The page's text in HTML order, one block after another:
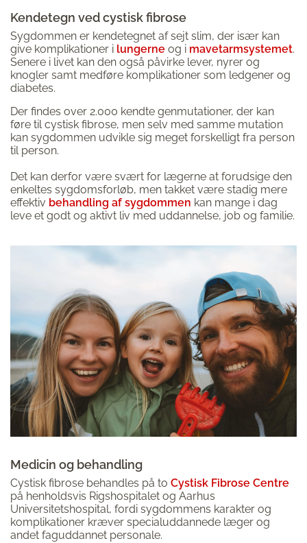
Kendetegn ved cystisk fibrose
Sygdommen er kendetegnet af sejt slim, der især kan
give komplikationer i lungerne og i mavetarmsystemet.
Senere i livet kan den også påvirke lever, nyrer og
knogler samt medføre komplikationer som ledgener og
diabetes.
Der findes over 2.000 kendte genmutationer, der kan
føre til cystisk fibrose, men selv med samme mutation
kan sygdommen udvikle sig meget forskelligt fra person
til person.
Det kan derfor være svært for lægerne at forudsige den
enkeltes sygdomsforløb, men takket være stadig mere
effektiv behandling af sygdommen kan mange i dag
leve et godt og aktivt liv med uddannelse, job og familie.
Medicin og behandling
Cystisk fibrose behandles på to Cystisk Fibrose Centre
på henholdsvis Rigshospitalet og Aarhus
Universitetshospital, fordi sygdommens karakter og
komplikationer kræver specialuddannede læger og
andet faguddannet personale.